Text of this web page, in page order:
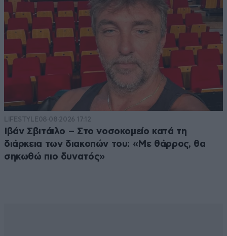
LIFESTYLE08·08·2026 17:12
Ιβάν Σβιτάιλο – Στο νοσοκομείο κατά τη
διάρκεια των διακοπών του: «Με θάρρος, θα
σηκωθώ πιο δυνατός»